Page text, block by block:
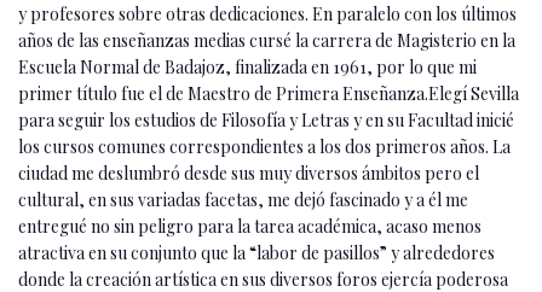
y profesores sobre otras dedicaciones. En paralelo con los últimos
años de las enseñanzas medias cursé la carrera de Magisterio en la
Escuela Normal de Badajoz, finalizada en 1961, por lo que mi
primer título fue el de Maestro de Primera Enseñanza.Elegí Sevilla
para seguir los estudios de Filosofía y Letras y en su Facultad inicié
los cursos comunes correspondientes a los dos primeros años. La
ciudad me deslumbró desde sus muy diversos ámbitos pero el
cultural, en sus variadas facetas, me dejó fascinado y a él me
entregué no sin peligro para la tarea académica, acaso menos
atractiva en su conjunto que la “labor de pasillos” y alrededores
donde la creación artística en sus diversos foros ejercía poderosa